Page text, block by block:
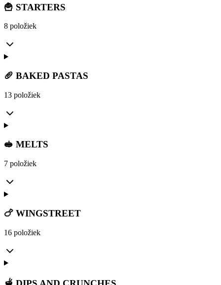
🍟 STARTERS
8 položiek
🥖 BAKED PASTAS
13 položiek
🥪 MELTS
7 položiek
🍗 WINGSTREET
16 položiek